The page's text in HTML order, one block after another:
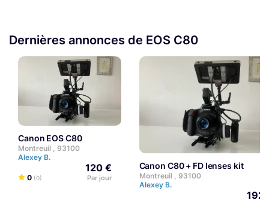
Dernières annonces de EOS C80
Canon EOS C80
Montreuil , 93100
Alexey B.
0 (0)
120 €
Par jour
Canon C80 + FD lenses kit
Montreuil , 93100
Alexey B.
192